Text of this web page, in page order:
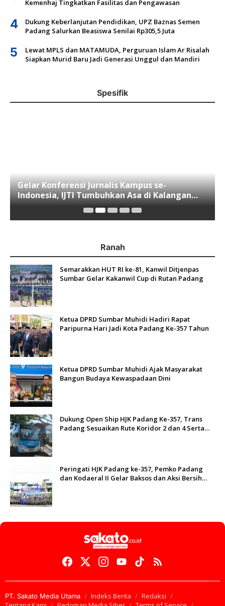
Kemenhaj Tingkatkan Fasilitas dan Pengawasan
4
Dukung Keberlanjutan Pendidikan, UPZ Baznas Semen
Padang Salurkan Beasiswa Senilai Rp305,5 Juta
5
Lewat MPLS dan MATAMUDA, Perguruan Islam Ar Risalah
Siapkan Murid Baru Jadi Generasi Unggul dan Mandiri
Spesifik
Gelar Konferensi Jurnalis Kampus se-
Indonesia, IJTI Tumbuhkan Asa di Kalangan
Jurnalis Muda di Era Disruspi Digital
Ranah
Semarakkan HUT RI ke-81, Kanwil Ditjenpas
Sumbar Gelar Kakanwil Cup di Rutan Padang
Ketua DPRD Sumbar Muhidi Hadiri Rapat
Paripurna Hari Jadi Kota Padang Ke-357 Tahun
Ketua DPRD Sumbar Muhidi Ajak Masyarakat
Bangun Budaya Kewaspadaan Dini
Dukung Open Ship HJK Padang Ke-357, Trans
Padang Sesuaikan Rute Koridor 2 dan 4 Serta
Peringati HJK Padang ke-357, Pemko Padang
dan Kodaeral II Gelar Baksos dan Aksi Bersih
PT. Sakato Media Utama Indeks Berita
Redaksi